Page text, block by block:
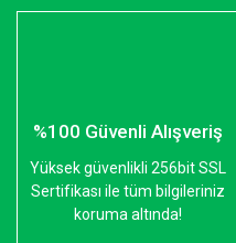
%100 Güvenli Alışveriş
Yüksek güvenlikli 256bit SSL
Sertifikası ile tüm bilgileriniz
koruma altında!